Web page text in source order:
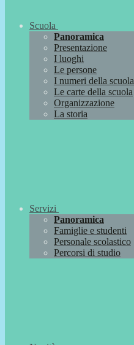
Scuola
Panoramica
Presentazione
I luoghi
Le persone
I numeri della scuola
Le carte della scuola
Organizzazione
La storia
Servizi
Panoramica
Famiglie e studenti
Personale scolastico
Percorsi di studio